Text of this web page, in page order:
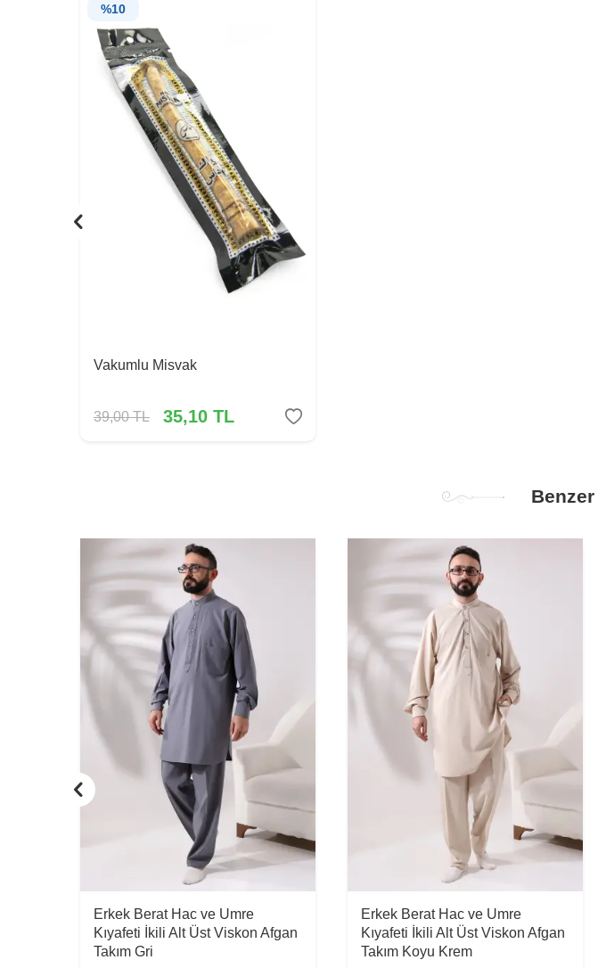
%10
Vakumlu Misvak
39,00TL 35,10 TL
Erkek Berat Hac ve Umre
Kıyafeti İkili Alt Üst Viskon Afgan
Takım Gri
Erkek Berat Hac ve Umre
Kıyafeti İkili Alt Üst Viskon Afgan
Takım Koyu Krem